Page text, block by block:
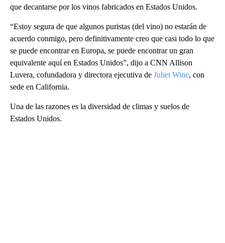
que decantarse por los vinos fabricados en Estados Unidos.
“Estoy segura de que algunos puristas (del vino) no estarán de
acuerdo conmigo, pero definitivamente creo que casi todo lo que
se puede encontrar en Europa, se puede encontrar un gran
equivalente aquí en Estados Unidos”, dijo a CNN Allison
Luvera, cofundadora y directora ejecutiva de Juliet Wine, con
sede en California.
Una de las razones es la diversidad de climas y suelos de
Estados Unidos.